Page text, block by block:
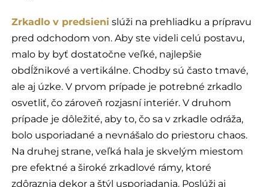
Zrkadlo v predsieni slúži na prehliadku a prípravu
pred odchodom von. Aby ste videli celú postavu,
malo by byť dostatočne veľké, najlepšie
obdĺžnikové a vertikálne. Chodby sú často tmavé,
ale aj úzke. V prvom prípade je potrebné zrkadlo
osvetliť, čo zároveň rozjasní interiér. V druhom
prípade je dôležité, aby to, čo sa v zrkadle odráža,
bolo usporiadané a nevnášalo do priestoru chaos.
Na druhej strane, veľká hala je skvelým miestom
pre efektné a široké zrkadlové rámy, ktoré
zdôraznia dekor a štýl usporiadania. Poslúži aj